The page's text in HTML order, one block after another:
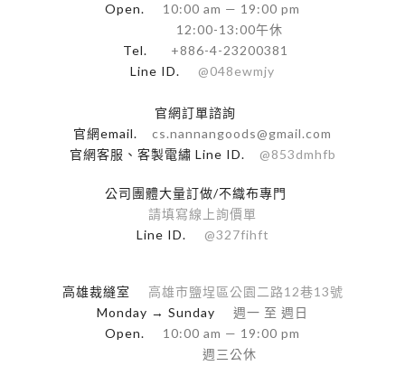
Open.
10:00 am — 19:00 pm
12:00-13:00午休
Tel.
+886-4-23200381
Line ID.
@048ewmjy
官網訂單諮詢
官網email.
cs.nannangoods@gmail.com
官網客服、客製電繡 Line ID.
@853dmhfb
公司團體大量訂做/不織布專門
請填寫線上詢價單
Line ID.
@327fihft
高雄裁縫室
高雄市鹽埕區公園二路12巷13號
Monday → Sunday
週一 至 週日
Open.
10:00 am — 19:00 pm
週三公休